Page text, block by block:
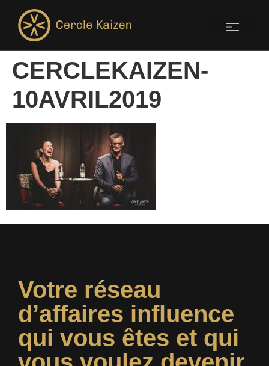
CERCLEKAIZEN-
10AVRIL2019
Votre réseau
d’affaires influence
qui vous êtes et qui